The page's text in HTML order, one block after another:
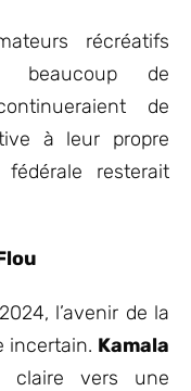
récréatifs
de
de
à leur propre
resterait
l’avenir de la
incertain. Kamala
vers une